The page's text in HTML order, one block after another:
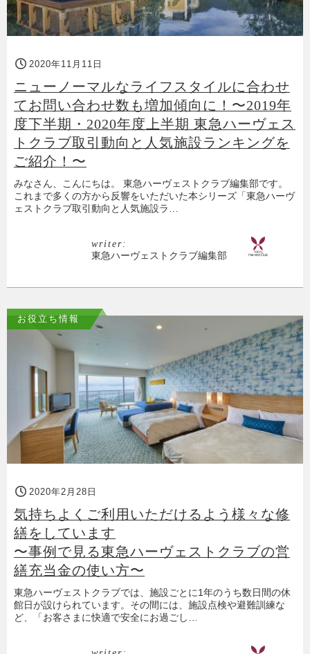
2020年11月11日
ニューノーマルなライフスタイルに合わせ
てお問い合わせ数も増加傾向に！〜2019年
度下半期・2020年度上半期 東急ハーヴェス
トクラブ取引動向と人気施設ランキングを
ご紹介！〜
みなさん、こんにちは。 東急ハーヴェストクラブ編集部です。
これまで多くの方から反響をいただいた本シリーズ「東急ハーヴ
ェストクラブ取引動向と人気施設ラ…
writer:
東急ハーヴェストクラブ編集部
お役立ち情報
2020年2月28日
気持ちよくご利用いただけるよう様々な修
繕をしています
〜事例で見る東急ハーヴェストクラブの営
繕充当金の使い方〜
東急ハーヴェストクラブでは、施設ごとに1年のうち数日間の休
館日が設けられています。その間には、施設点検や避難訓練な
ど、「お客さまに快適で安全にお過ごし…